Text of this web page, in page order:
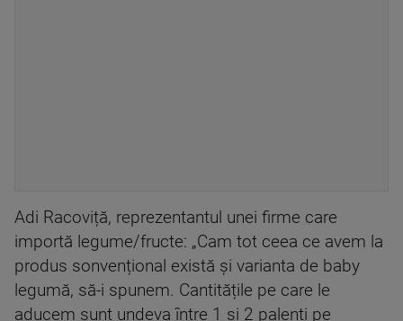
Adi Racoviță, reprezentantul unei firme care
importă legume/fructe: „Cam tot ceea ce avem la
produs sonvențional există și varianta de baby
legumă, să-i spunem. Cantitățile pe care le
aducem sunt undeva între 1 și 2 palenți pe